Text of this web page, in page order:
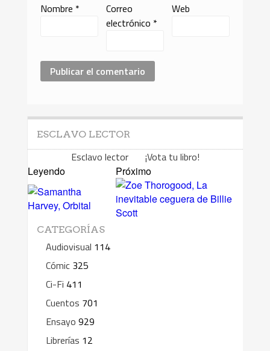
Nombre *
Correo
electrónico *
Web
ESCLAVO LECTOR
Esclavo lector ¡Vota tu libro!
Leyendo Próximo
CATEGORÍAS
Audiovisual 114
Cómic 325
Ci-Fi 411
Cuentos 701
Ensayo 929
Librerías 12